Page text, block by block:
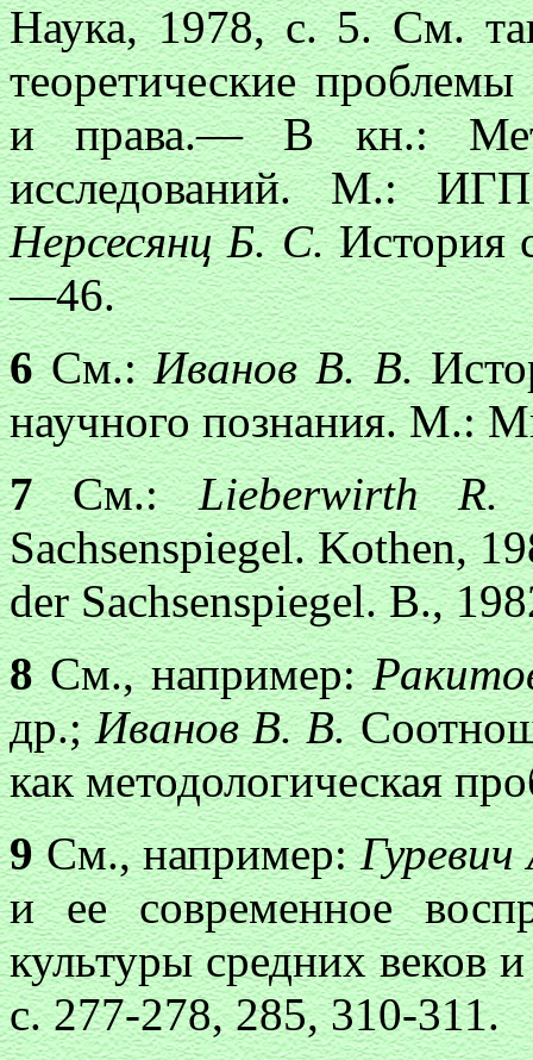
Наука, 1978, с. 5. См.
теоретические
и права.— В кн.:
исследований. М.:
Нерсесянц Б. С.История
—46.
6См.:Иванов В. В.
научного познания. М.:
7См.:Lieberwirth
Sachsenspiegel. Kothen,
der Sachsenspiegel. В.,
8См., например:
др.;Иванов В. В.
как методологическая
9См., например:
и ее современное
культуры средних веков
с. 277-278, 285, 310-311.